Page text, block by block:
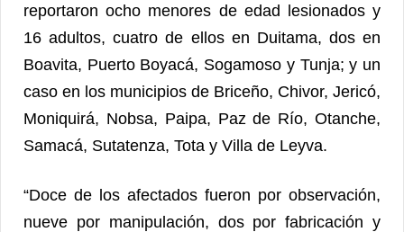
reportaron ocho menores de edad lesionados y
16 adultos, cuatro de ellos en Duitama, dos en
Boavita, Puerto Boyacá, Sogamoso y Tunja; y un
caso en los municipios de Briceño, Chivor, Jericó,
Moniquirá, Nobsa, Paipa, Paz de Río, Otanche,
Samacá, Sutatenza, Tota y Villa de Leyva.
“Doce de los afectados fueron por observación,
nueve por manipulación, dos por fabricación y